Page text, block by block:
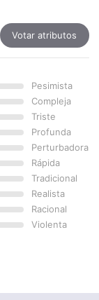
Votar atributos
Pesimista
Compleja
Triste
Profunda
Perturbadora
Rápida
Tradicional
Realista
Racional
Violenta